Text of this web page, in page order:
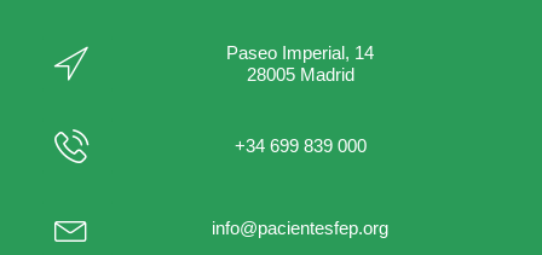
Paseo Imperial, 14
28005 Madrid
+34 699 839 000
info@pacientesfep.org